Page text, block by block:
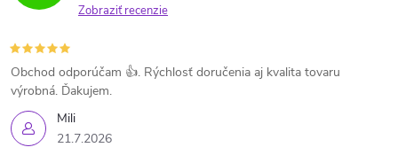
Zobraziť recenzie
Mili
21.7.2026
Obchod odporúčam 👍. Rýchlosť doručenia aj kvalita tovaru
výrobná. Ďakujem.